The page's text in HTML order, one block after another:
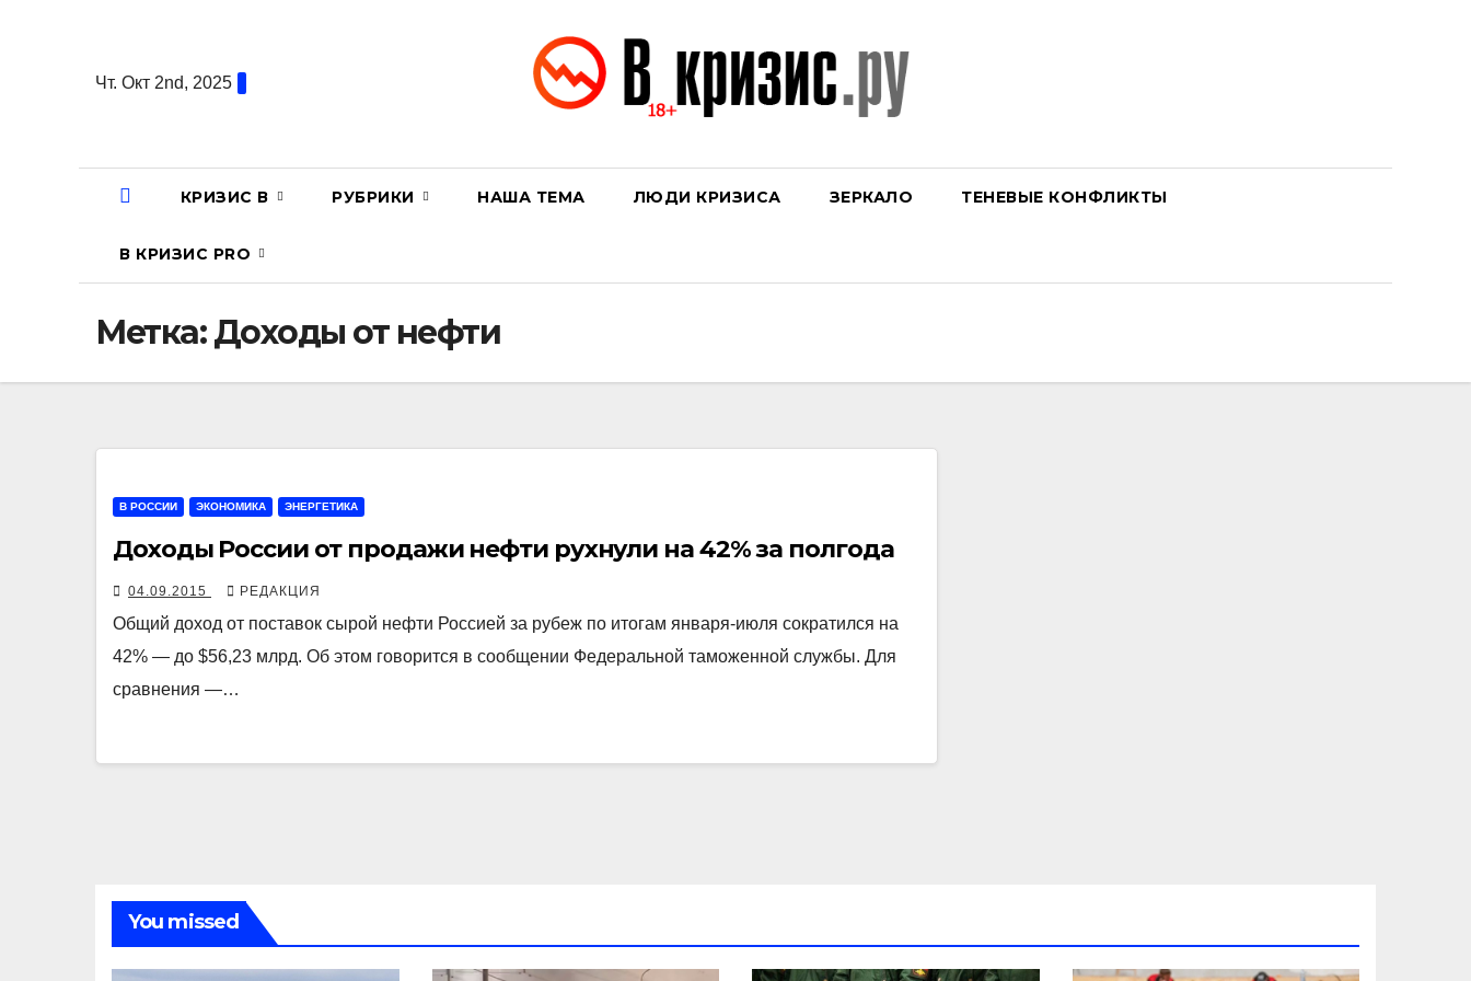
содержаниюЧт. Окт 2nd, 2025
КРИЗИС В РУБРИКИ НАША ТЕМА ЛЮДИ КРИЗИСА ЗЕРКАЛО ТЕНЕВЫЕ КОНФЛИКТЫ
В КРИЗИС PRO
Метка:Доходы от нефти
В РОССИИ ЭКОНОМИКА ЭНЕРГЕТИКА
Доходы России от продажи нефти рухнули на 42% за полгода
04.09.2015 РЕДАКЦИЯ
Общий доход от поставок сырой нефти Россией за рубеж по итогам января-июля сократился на
42% — до $56,23 млрд. Об этом говорится в сообщении Федеральной таможенной службы. Для
сравнения —…
You missed